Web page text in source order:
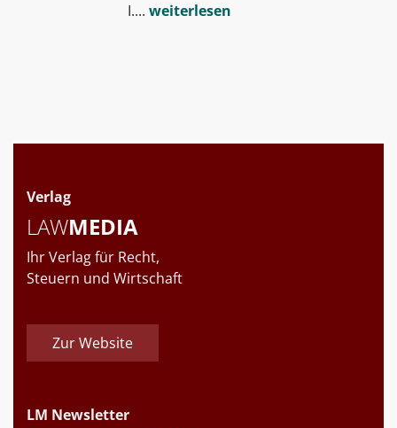
I.... weiterlesen
Verlag
LAWMEDIA
Ihr Verlag für Recht,
Steuern und Wirtschaft
Zur Website
LM Newsletter